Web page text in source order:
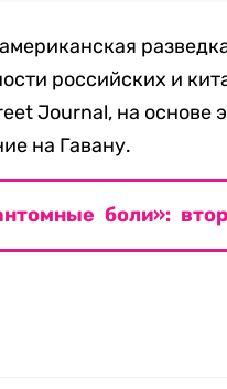
российских и
Journal, на основе
на Гавану.
боли»: